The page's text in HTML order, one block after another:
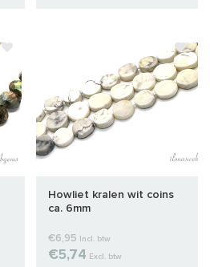
Howliet kralen wit coins
ca. 6mm
€6,95 Incl. btw
€5,74 Excl. btw